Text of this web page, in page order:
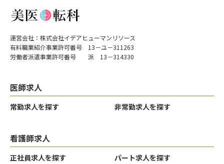
運営会社：株式会社イデアヒューマンリソース
有料職業紹介事業許可番号 13－ユ－311263
労働者派遣事業許可番号 派 13－314330
医師求人
常勤求人を探す 非常勤求人を探す
看護師求人
正社員求人を探す パート求人を探す